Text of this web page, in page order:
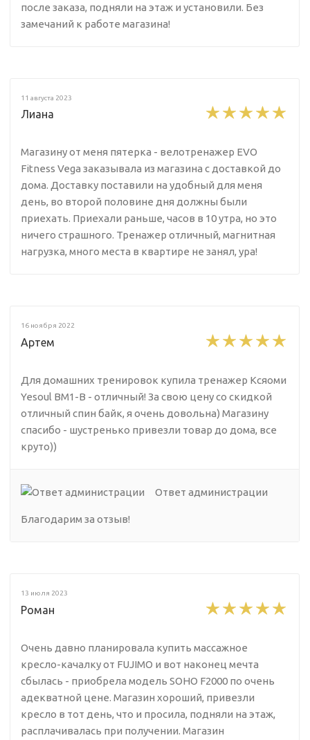
после заказа, подняли на этаж и установили. Без
замечаний к работе магазина!
11 августа 2023
Лиана
Магазину от меня пятерка - велотренажер EVO
Fitness Vega заказывала из магазина с доставкой до
дома. Доставку поставили на удобный для меня
день, во второй половине дня должны были
приехать. Приехали раньше, часов в 10 утра, но это
ничего страшного. Тренажер отличный, магнитная
нагрузка, много места в квартире не занял, ура!
16 ноября 2022
Артем
Для домашних тренировок купила тренажер Ксяоми
Yesoul BM1-B - отличный! За свою цену со скидкой
отличный спин байк, я очень довольна) Магазину
спасибо - шустренько привезли товар до дома, все
круто))
Ответ администрации
Благодарим за отзыв!
13 июля 2023
Роман
Очень давно планировала купить массажное
кресло-качалку от FUJIMO и вот наконец мечта
сбылась - приобрела модель SOHO F2000 по очень
адекватной цене. Магазин хороший, привезли
кресло в тот день, что и просила, подняли на этаж,
расплачивалась при получении. Магазин